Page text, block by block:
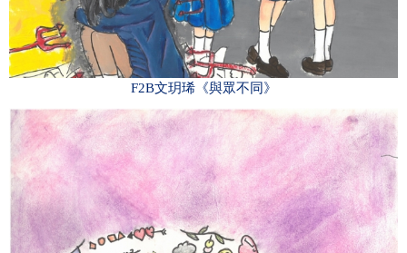
F2B文玥琋《與眾不同》